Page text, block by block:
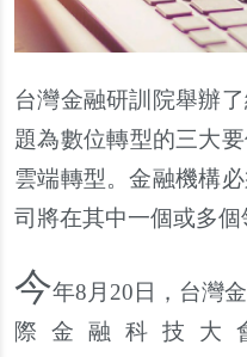
台灣金融研訓院舉辦
題為數位轉型的三大
雲端轉型。金融機構
司將在其中一個或多個
今年8月20日，台灣
際金融科技大會